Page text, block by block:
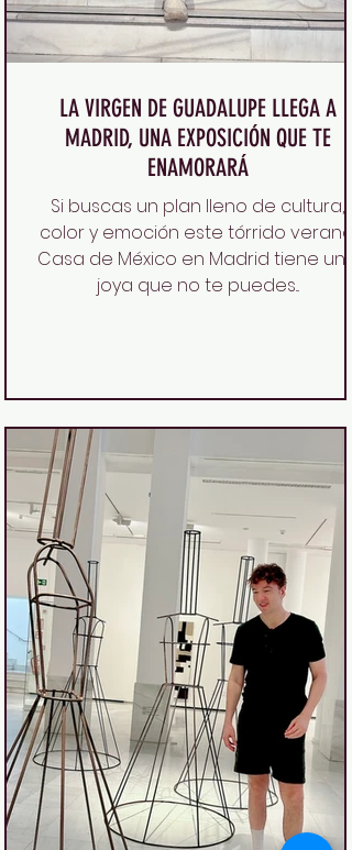
LA VIRGEN DE GUADALUPE LLEGA A
MADRID, UNA EXPOSICIÓN QUE TE
ENAMORARÁ
Si buscas un plan lleno de cultura,
color y emoción este tórrido verano,
Casa de México en Madrid tiene una
joya que no te puedes...